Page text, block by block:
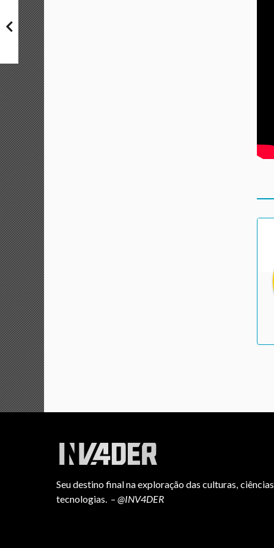
Seu destino final na exploração das culturas,
tecnologias. – @INV4DER